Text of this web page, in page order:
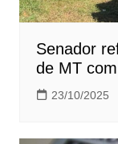
Senador
de MT
23/10/2025